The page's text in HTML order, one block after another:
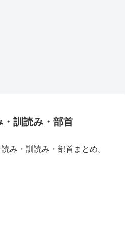
訓読み・部首
み・訓読み・部首まとめ。